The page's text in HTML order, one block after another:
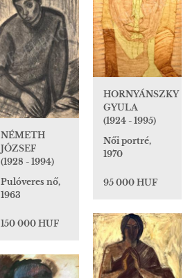
HORNYÁNSZKY
GYULA
(1924 - 1995)
Női portré,
1970
95 000 HUF
NÉMETH
JÓZSEF
(1928 - 1994)
Pulóveres nő,
1963
150 000 HUF